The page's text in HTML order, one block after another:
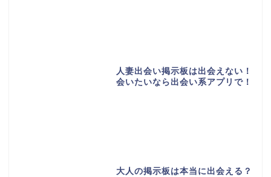
人妻出会い掲示板は出会えない！
会いたいなら出会い系アプリで！
大人の掲示板は本当に出会える？